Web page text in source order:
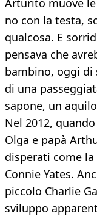
Arturito muove
no con la testa,
qualcosa. E
pensava che
bambino, oggi di
di una
sapone, un
Nel 2012,
Olga e papà
disperati come
Connie Yates.
piccolo Charlie
sviluppo